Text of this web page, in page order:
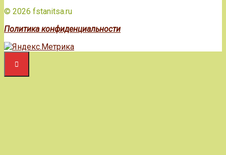
© 2026 fstanitsa.ru
Политика конфиденциальности